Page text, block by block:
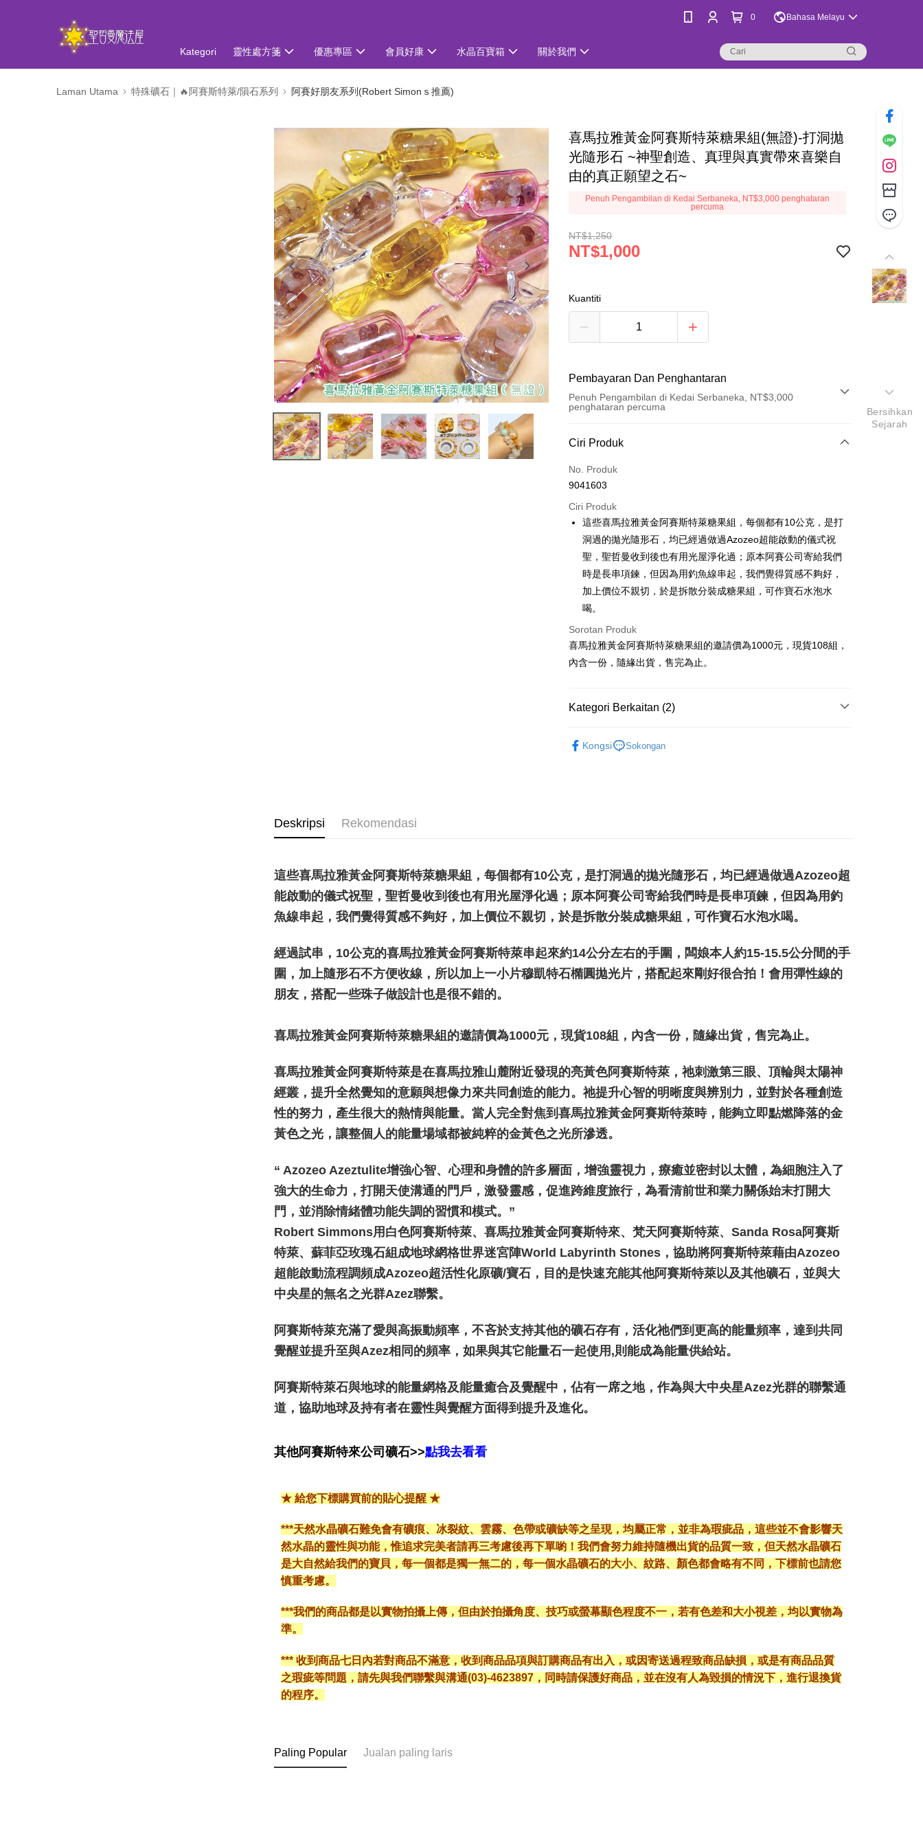
0 Bahasa Melayu
Kategori 靈性處方箋 優惠專區 會員好康 水晶百寶箱 關於我們
Laman Utama 特殊礦石｜🔥阿賽斯特萊/隕石系列 阿賽好朋友系列(Robert Simonｓ推薦)
喜馬拉雅黃金阿賽斯特萊糖果組(無證)-打洞拋
光隨形石 ~神聖創造、真理與真實帶來喜樂自
由的真正願望之石~
Penuh Pengambilan di Kedai Serbaneka, NT$3,000 penghataran
percuma
NT$1,250
NT$1,000
Kuantiti
Pembayaran Dan Penghantaran
Penuh Pengambilan di Kedai Serbaneka, NT$3,000
penghataran percuma
Kaedah Pembayaran
Kad Kredit (Bayaran Penuh)
Pengambilan di Kedai Serbaneka
LINE Pay
Apple Pay
Easy Wallet
Pilihan Penghantaran
NT$80/pesanan | Penghantaran percuma untuk pesanan
7-11取貨付款
郵局幫你送（離島）
NT$3,000 atau lebih
Penghantaran percuma
Ciri Produk
No. Produk
9041603
Ciri Produk
這些喜馬拉雅黃金阿賽斯特萊糖果組，每個都有10公克，是打
洞過的拋光隨形石，均已經過做過Azozeo超能啟動的儀式祝
聖，聖哲曼收到後也有用光屋淨化過；原本阿賽公司寄給我們
時是長串項鍊，但因為用釣魚線串起，我們覺得質感不夠好，
加上價位不親切，於是拆散分裝成糖果組，可作寶石水泡水
喝。
Sorotan Produk
喜馬拉雅黃金阿賽斯特萊糖果組的邀請價為1000元，現貨108組，
內含一份，隨緣出貨，售完為止。
Kategori Berkaitan (2)
Simonｓ推薦)
Kongsi Sokongan
Deskripsi Rekomendasi
這些喜馬拉雅黃金阿賽斯特萊糖果組，每個都有10公克，是打洞過的拋光隨形石，均已經過做過Azozeo超
能啟動的儀式祝聖，聖哲曼收到後也有用光屋淨化過；原本阿賽公司寄給我們時是長串項鍊，但因為用釣
魚線串起，我們覺得質感不夠好，加上價位不親切，於是拆散分裝成糖果組，可作寶石水泡水喝。
經過試串，10公克的喜馬拉雅黃金阿賽斯特萊串起來約14公分左右的手圍，闆娘本人約15-15.5公分間的手
圍，加上隨形石不方便收線，所以加上一小片穆凱特石橢圓拋光片，搭配起來剛好很合拍！會用彈性線的
朋友，搭配一些珠子做設計也是很不錯的。
喜馬拉雅黃金阿賽斯特萊糖果組的邀請價為1000元，現貨108組，內含一份，隨緣出貨，售完為止。
喜馬拉雅黃金阿賽斯特萊是在喜馬拉雅山麓附近發現的亮黃色阿賽斯特萊，祂刺激第三眼、頂輪與太陽神
經叢，提升全然覺知的意願與想像力來共同創造的能力。祂提升心智的明晰度與辨別力，並對於各種創造
性的努力，產生很大的熱情與能量。當人完全對焦到喜馬拉雅黃金阿賽斯特萊時，能夠立即點燃降落的金
黃色之光，讓整個人的能量場域都被純粹的金黃色之光所滲透。
“ Azozeo Azeztulite增強心智、心理和身體的許多層面，增強靈視力，療癒並密封以太體，為細胞注入了
強大的生命力，打開天使溝通的門戶，激發靈感，促進跨維度旅行，為看清前世和業力關係始末打開大
門，並消除情緒體功能失調的習慣和模式。”
Robert Simmons用白色阿賽斯特萊、喜馬拉雅黃金阿賽斯特來、梵天阿賽斯特萊、Sanda Rosa阿賽斯
特萊、蘇菲亞玫瑰石組成地球網格世界迷宮陣World Labyrinth Stones，協助將阿賽斯特萊藉由Azozeo
超能啟動流程調頻成Azozeo超活性化原礦/寶石，目的是快速充能其他阿賽斯特萊以及其他礦石，並與大
中央星的無名之光群Azez聯繫。
阿賽斯特萊充滿了愛與高振動頻率，不吝於支持其他的礦石存有，活化祂們到更高的能量頻率，達到共同
覺醒並提升至與Azez相同的頻率，如果與其它能量石一起使用,則能成為能量供給站。
阿賽斯特萊石與地球的能量網格及能量癒合及覺醒中，佔有一席之地，作為與大中央星Azez光群的聯繫通
道，協助地球及持有者在靈性與覺醒方面得到提升及進化。
其他阿賽斯特來公司礦石>>點我去看看
★ 給您下標購買前的貼心提醒 ★
***天然水晶礦石難免會有礦痕、冰裂紋、雲霧、色帶或礦缺等之呈現，均屬正常，並非為瑕疵品，這些並不會影響天
然水晶的靈性與功能，惟追求完美者請再三考慮後再下單喲！我們會努力維持隨機出貨的品質一致，但天然水晶礦石
是大自然給我們的寶貝，每一個都是獨一無二的，每一個水晶礦石的大小、紋路、顏色都會略有不同，下標前也請您
慎重考慮。
***我們的商品都是以實物拍攝上傳，但由於拍攝角度、技巧或螢幕顯色程度不一，若有色差和大小視差，均以實物為
準。
*** 收到商品七日內若對商品不滿意，收到商品品項與訂購商品有出入，或因寄送過程致商品缺損，或是有商品品質
之瑕疵等問題，請先與我們聯繫與溝通(03)-4623897，同時請保護好商品，並在沒有人為毀損的情況下，進行退換貨
的程序。
Paling Popular Jualan paling laris
Bersihkan
Sejarah